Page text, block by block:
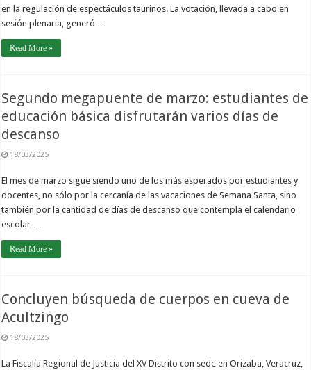
en la regulación de espectáculos taurinos. La votación, llevada a cabo en
sesión plenaria, generó …
Read More »
Segundo megapuente de marzo: estudiantes de
educación básica disfrutarán varios días de
descanso
18/03/2025
El mes de marzo sigue siendo uno de los más esperados por estudiantes y
docentes, no sólo por la cercanía de las vacaciones de Semana Santa, sino
también por la cantidad de días de descanso que contempla el calendario
escolar …
Read More »
Concluyen búsqueda de cuerpos en cueva de
Acultzingo
18/03/2025
La Fiscalía Regional de Justicia del XV Distrito con sede en Orizaba, Veracruz,